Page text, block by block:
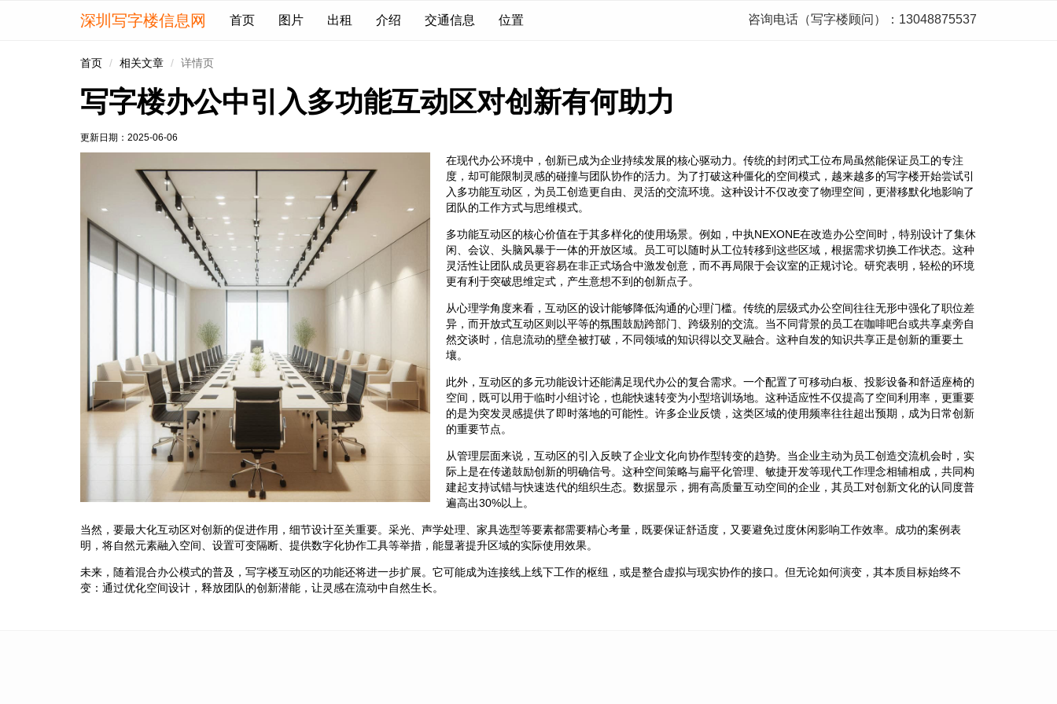
深圳写字楼信息网 首页 图片 出租 介绍 交通信息 位置 咨询电话（写字楼顾问）：13048875537
首页 相关文章 详情页
写字楼办公中引入多功能互动区对创新有何助力
更新日期： 2025-06-06
在现代办公环境中，创新已成为企业持续发展的核心驱动力。传统的封闭式工位布局虽然能保证员工的专注
度，却可能限制灵感的碰撞与团队协作的活力。为了打破这种僵化的空间模式，越来越多的写字楼开始尝试引
入多功能互动区，为员工创造更自由、灵活的交流环境。这种设计不仅改变了物理空间，更潜移默化地影响了
团队的工作方式与思维模式。
多功能互动区的核心价值在于其多样化的使用场景。例如，中执NEXONE在改造办公空间时，特别设计了集休
闲、会议、头脑风暴于一体的开放区域。员工可以随时从工位转移到这些区域，根据需求切换工作状态。这种
灵活性让团队成员更容易在非正式场合中激发创意，而不再局限于会议室的正规讨论。研究表明，轻松的环境
更有利于突破思维定式，产生意想不到的创新点子。
从心理学角度来看，互动区的设计能够降低沟通的心理门槛。传统的层级式办公空间往往无形中强化了职位差
异，而开放式互动区则以平等的氛围鼓励跨部门、跨级别的交流。当不同背景的员工在咖啡吧台或共享桌旁自
然交谈时，信息流动的壁垒被打破，不同领域的知识得以交叉融合。这种自发的知识共享正是创新的重要土
壤。
此外，互动区的多元功能设计还能满足现代办公的复合需求。一个配置了可移动白板、投影设备和舒适座椅的
空间，既可以用于临时小组讨论，也能快速转变为小型培训场地。这种适应性不仅提高了空间利用率，更重要
的是为突发灵感提供了即时落地的可能性。许多企业反馈，这类区域的使用频率往往超出预期，成为日常创新
的重要节点。
从管理层面来说，互动区的引入反映了企业文化向协作型转变的趋势。当企业主动为员工创造交流机会时，实
际上是在传递鼓励创新的明确信号。这种空间策略与扁平化管理、敏捷开发等现代工作理念相辅相成，共同构
建起支持试错与快速迭代的组织生态。数据显示，拥有高质量互动空间的企业，其员工对创新文化的认同度普
遍高出30%以上。
当然，要最大化互动区对创新的促进作用，细节设计至关重要。采光、声学处理、家具选型等要素都需要精心考量，既要保证舒适度，又要避免过度休闲影响工作效率。成功的案例表
明，将自然元素融入空间、设置可变隔断、提供数字化协作工具等举措，能显著提升区域的实际使用效果。
未来，随着混合办公模式的普及，写字楼互动区的功能还将进一步扩展。它可能成为连接线上线下工作的枢纽，或是整合虚拟与现实协作的接口。但无论如何演变，其本质目标始终不
变：通过优化空间设计，释放团队的创新潜能，让灵感在流动中自然生长。